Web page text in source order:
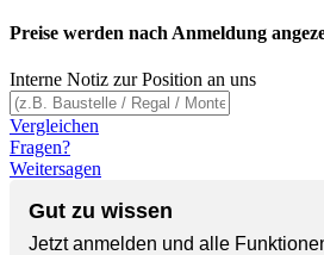
Preise werden nach Anmeldung
Interne Notiz zur Position an uns
Vergleichen
Fragen?
Weitersagen
Gut zu wissen
Jetzt anmelden und alle